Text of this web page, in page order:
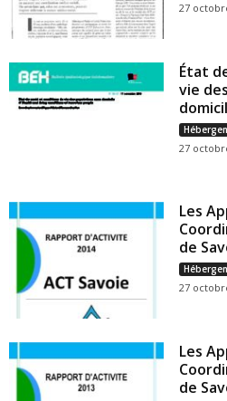
27
État
vie
27
Les
de
27
Les
de